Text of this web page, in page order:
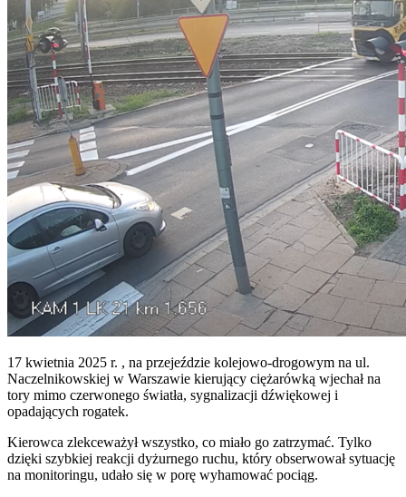
17 kwietnia 2025 r. , na przejeździe kolejowo-drogowym na ul.
Naczelnikowskiej w Warszawie kierujący ciężarówką wjechał na
tory mimo czerwonego światła, sygnalizacji dźwiękowej i
opadających rogatek.
Kierowca zlekceważył wszystko, co miało go zatrzymać. Tylko
dzięki szybkiej reakcji dyżurnego ruchu, który obserwował sytuację
na monitoringu, udało się w porę wyhamować pociąg.